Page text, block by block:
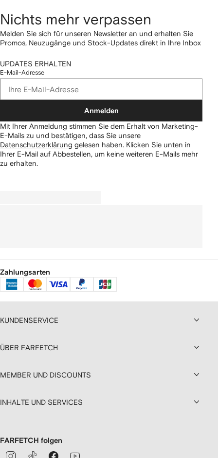
Nichts mehr verpassen
Melden Sie sich für unseren Newsletter an und erhalten Sie
Promos, Neuzugänge und Stock-Updates direkt in Ihre Inbox
UPDATES ERHALTEN
E-Mail-Adresse
Anmelden
Mit Ihrer Anmeldung stimmen Sie dem Erhalt von Marketing-
E-Mails zu und bestätigen, dass Sie unsere
Datenschutzerklärung gelesen haben. Klicken Sie unten in
Ihrer E-Mail auf Abbestellen, um keine weiteren E-Mails mehr
zu erhalten.
Zahlungsarten
KUNDENSERVICE
ÜBER FARFETCH
MEMBER UND DISCOUNTS
INHALTE UND SERVICES
FARFETCH folgen